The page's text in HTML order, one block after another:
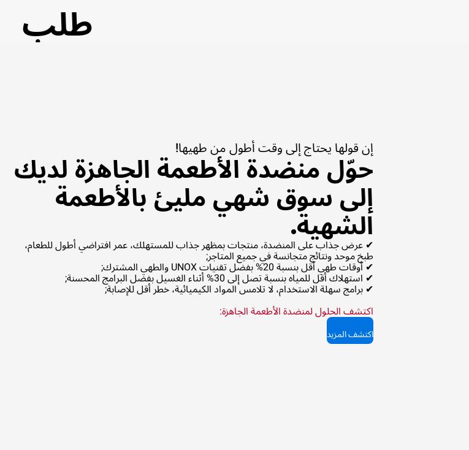
طلب
إن قولها يحتاج إلى وقت أطول من طهيها!
حوّل منضدة الأطعمة الجاهزة لديك
إلى سوق شهي مليئ بالأطعمة
الشهية.
✔ عرض جذاب على المنضدة، منتجات بمظهر جذاب للمستهلك، عمر افتراضي أطول للطعام،
طبخ موحد ونتائج متجانسة في جميع المتاجر;
✔ أوقات طهي أقل بنسبة 20% بفضل تقنيات UNOX والطهي المشترك;
✔ استهلاك أقل للمياه بنسبة تصل إلى 30% أثناء الغسيل بفضل البرامج المحسنة;
✔ برامج سهلة الاستخدام، لا تلامس المواد الكيميائية، خطر أقل للإصابة;
اكتشف الحلول لمنضدة الأطعمة الجاهزة:
اكتشف المزيد